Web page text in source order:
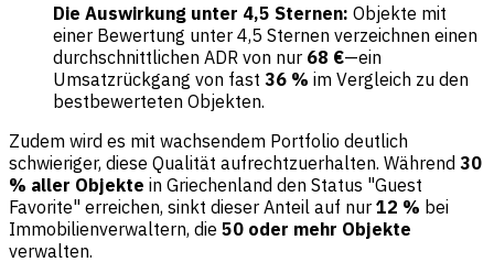
Die Auswirkung unter 4,5 Sternen: Objekte mit
einer Bewertung unter 4,5 Sternen verzeichnen einen
durchschnittlichen ADR von nur 68 €—ein
Umsatzrückgang von fast 36 % im Vergleich zu den
bestbewerteten Objekten.
Zudem wird es mit wachsendem Portfolio deutlich
schwieriger, diese Qualität aufrechtzuerhalten. Während 30
% aller Objekte in Griechenland den Status "Guest
Favorite" erreichen, sinkt dieser Anteil auf nur 12 % bei
Immobilienverwaltern, die 50 oder mehr Objekte
verwalten.